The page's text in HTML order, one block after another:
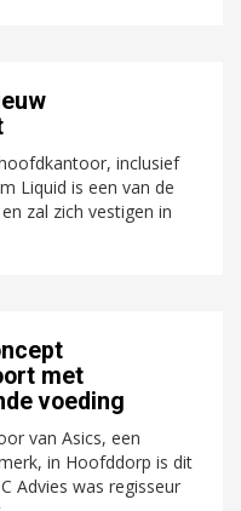
inclusief
Liquid is een van de
zal zich vestigen in
met
voeding
van Asics, een
in Hoofddorp is dit
Advies was regisseur